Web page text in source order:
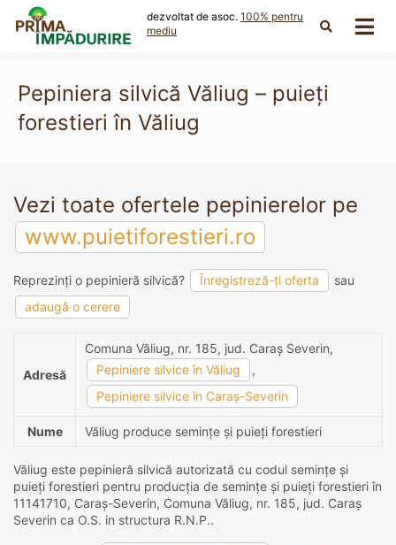
content
dezvoltat de asoc. 100% pentru
mediu
Pepiniera silvică Văliug – puieți
forestieri în Văliug
Vezi toate ofertele pepinierelor pe
www.puietiforestieri.ro
Reprezinți o pepinieră silvică? Înregistreză-ți oferta
sau
adaugă o cerere
Adresă
Comuna Văliug, nr. 185, jud. Caraş Severin,
Pepiniere silvice în Văliug
,
Pepiniere silvice în Caraş-Severin
Nume Văliug produce semințe și puieți forestieri
Văliug este pepinieră silvică autorizată cu codul semințe și
puieți forestieri pentru producția de semințe și puieți forestieri în
11141710, Caraş-Severin, Comuna Văliug, nr. 185, jud. Caraş
Severin ca O.S. in structura R.N.P..